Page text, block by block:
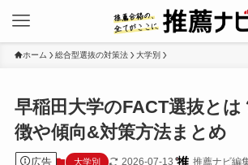
ホーム 総合型選抜の対策法 大学別
早稲田大学のFACT選抜とは
徴や傾向&対策方法まとめ
広告 大学別 2026-07-13 推薦ナビ編